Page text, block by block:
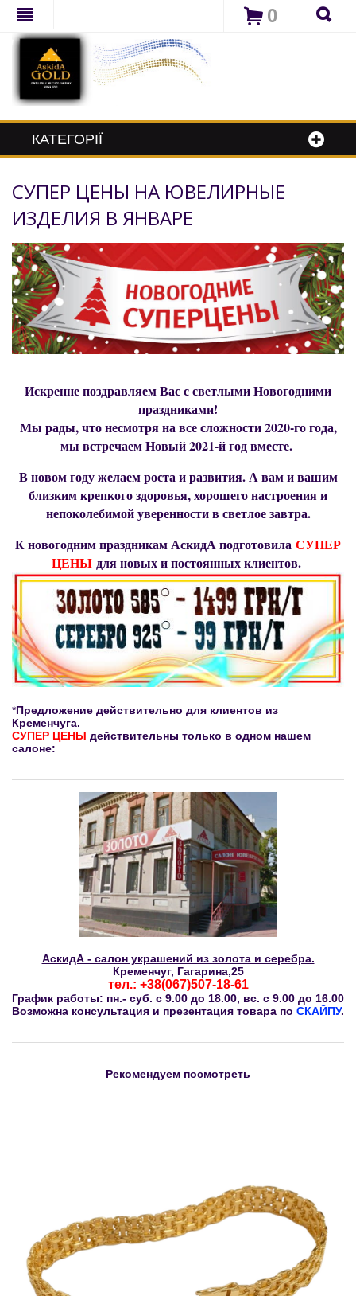
0
КАТЕГОРІЇ
СУПЕР ЦЕНЫ НА ЮВЕЛИРНЫЕ
ИЗДЕЛИЯ В ЯНВАРЕ
Искренне поздравляем Вас с светлыми Новогодними
праздниками!
Мы рады, что несмотря на все сложности 2020-го года,
мы встречаем Новый 2021-й год вместе.
В новом году желаем роста и развития. А вам и вашим
близким крепкого здоровья, хорошего настроения и
непоколебимой уверенности в светлое завтра.
К новогодним праздникам АскидА подготовила СУПЕР
ЦЕНЫдля новых и постоянных клиентов.
*Предложение действительно для клиентов из
Кременчуга.
СУПЕР ЦЕНЫ действительны только в одном нашем
салоне:
АскидА - салон украшений из золота и серебра.
Кременчуг, Гагарина,25
тел.: +38(067)507-18-61
График работы: пн.- суб. с 9.00 до 18.00, вс. с 9.00 до 16.00
Возможна консультация и презентация товара по СКАЙПУ.
Рекомендуем посмотреть